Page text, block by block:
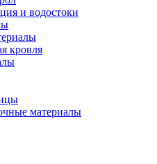
и водостоки
кровля